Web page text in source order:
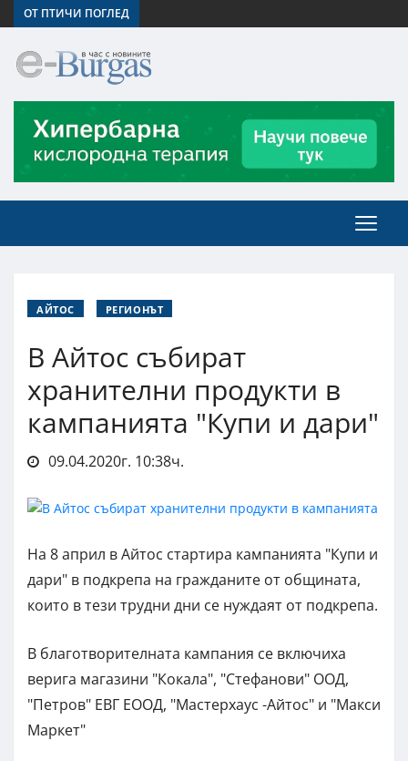
ОТ ПТИЧИ ПОГЛЕД
АЙТОС РЕГИОНЪТ
В Айтос събират
хранителни продукти в
кампанията "Купи и дари"
09.04.2020г. 10:38ч.
На 8 април в Айтос стартира кампанията "Купи и
дари" в подкрепа на гражданите от общината,
които в тези трудни дни се нуждаят от подкрепа.
В благотворителната кампания се включиха
верига магазини "Кокала", "Стефанови" ООД,
"Петров" ЕВГ ЕООД, "Мастерхаус -Айтос" и "Макси
Маркет"